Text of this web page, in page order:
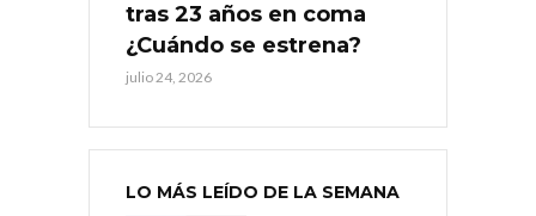
tras 23 años en coma
¿Cuándo se estrena?
julio 24, 2026
LO MÁS LEÍDO DE LA SEMANA